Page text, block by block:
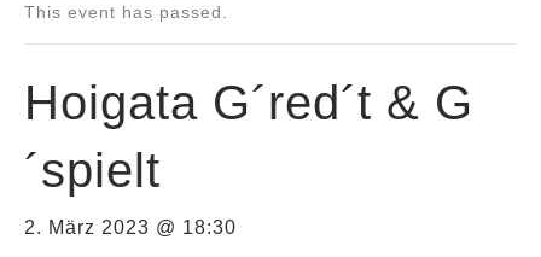
This event has passed.
Hoigata G´red´t & G
´spielt
2. März 2023 @ 18:30